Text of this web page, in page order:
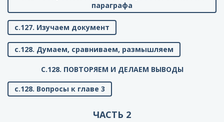
параграфа
с.127. Изучаем документ
с.128. Думаем, сравниваем, размышляем
C.128. ПОВТОРЯЕМ И ДЕЛАЕМ ВЫВОДЫ
с.128. Вопросы к главе 3
ЧАСТЬ 2